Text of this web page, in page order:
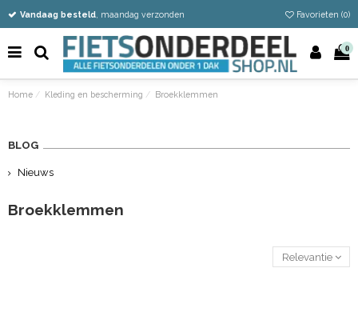
Vandaag besteld, maandag verzonden
Gratis verzending vanaf €50
Eenvoudig retour Favorieten (0)
0
Home Kleding en bescherming Broekklemmen
Broekklemmen
Relevantie
BLOG
Nieuws